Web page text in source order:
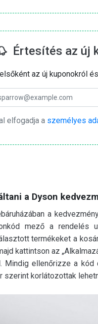
Értesítés az új
az új kuponokról
elfogadja a személyes
a Dyson
a
mező a rendelés
termékeket a
kattintson az
Mindig ellenőrizze a
szerint korlátozottak